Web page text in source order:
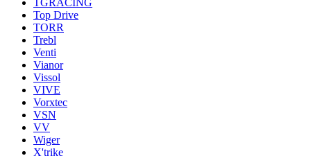
Top Drive
TORR
Trebl
Venti
Vianor
Vissol
VIVE
Vorxtec
VSN
VV
Wiger
X'trike